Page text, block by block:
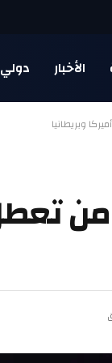
الأخبار دولي
وبريطانيا